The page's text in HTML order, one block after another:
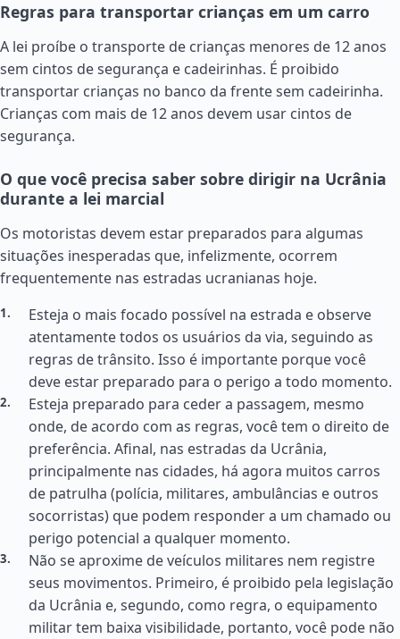
Regras para transportar crianças em um carro
A lei proíbe o transporte de crianças menores de 12 anos
sem cintos de segurança e cadeirinhas. É proibido
transportar crianças no banco da frente sem cadeirinha.
Crianças com mais de 12 anos devem usar cintos de
segurança.
O que você precisa saber sobre dirigir na Ucrânia
durante a lei marcial
Os motoristas devem estar preparados para algumas
situações inesperadas que, infelizmente, ocorrem
frequentemente nas estradas ucranianas hoje.
Esteja o mais focado possível na estrada e observe
atentamente todos os usuários da via, seguindo as
regras de trânsito. Isso é importante porque você
deve estar preparado para o perigo a todo momento.
Esteja preparado para ceder a passagem, mesmo
onde, de acordo com as regras, você tem o direito de
preferência. Afinal, nas estradas da Ucrânia,
principalmente nas cidades, há agora muitos carros
de patrulha (polícia, militares, ambulâncias e outros
socorristas) que podem responder a um chamado ou
perigo potencial a qualquer momento.
Não se aproxime de veículos militares nem registre
seus movimentos. Primeiro, é proibido pela legislação
da Ucrânia e, segundo, como regra, o equipamento
militar tem baixa visibilidade, portanto, você pode não